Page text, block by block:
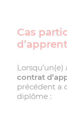
Cas
contrat
précédent a
diplôme :